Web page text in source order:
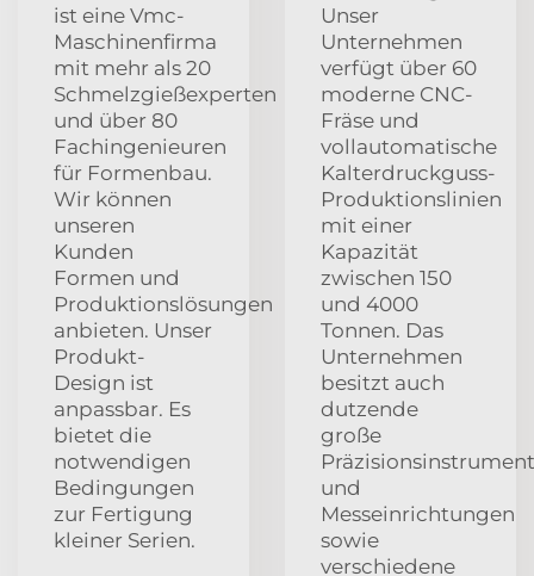
ist eine Vmc-
Maschinenfirma
mit mehr als 20
Schmelzgießexperten
und über 80
Fachingenieuren
für Formenbau.
Wir können
unseren
Kunden
Formen und
Produktionslösungen
anbieten. Unser
Produkt-
Design ist
anpassbar. Es
bietet die
notwendigen
Bedingungen
zur Fertigung
kleiner Serien.
Unser
Unternehmen
verfügt über 60
moderne CNC-
Fräse und
vollautomatische
Kalterdruckguss-
Produktionslinien
mit einer
Kapazität
zwischen 150
und 4000
Tonnen. Das
Unternehmen
besitzt auch
dutzende
große
und
Messeinrichtungen
sowie
verschiedene